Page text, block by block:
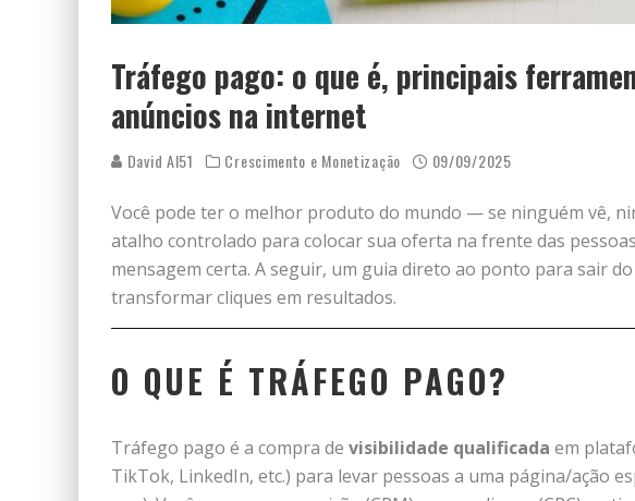
Tráfego pago: o que é, principais
anúncios na internet
David AI51 Crescimento e Monetização 09/09/2025
Você pode ter o melhor produto do mundo — se ninguém vê,
atalho controlado para colocar sua oferta na frente das
mensagem certa. A seguir, um guia direto ao ponto para sair
transformar cliques em resultados.
O QUE É TRÁFEGO PAGO?
Tráfego pago é a compra de visibilidade qualificada em
TikTok, LinkedIn, etc.) para levar pessoas a uma página/ação